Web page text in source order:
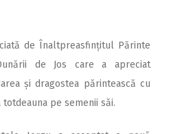
de Înaltpreasfințitul Părinte
de Jos care a apreciat
și dragostea părintească cu
pe semenii săi.